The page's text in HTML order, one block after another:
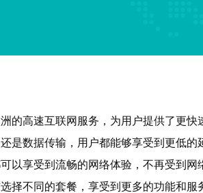
高速互联网服务，为用户提供了更快
数据传输，用户都能够享受到更低的
享受到流畅的网络体验，不再受到网
择不同的套餐，享受到更多的功能和服